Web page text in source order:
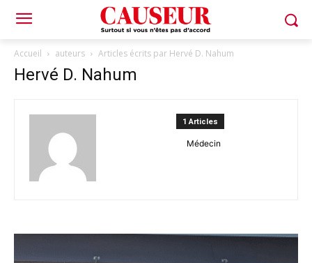
Accueil auteurs Articles écrits par Hervé D. Nahum
Hervé D. Nahum
1 Articles
Médecin